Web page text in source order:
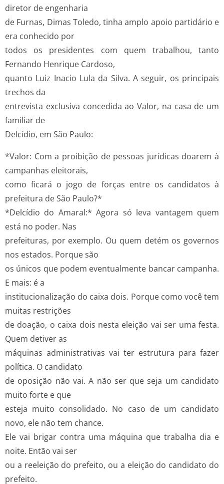
diretor de engenharia
de Furnas, Dimas Toledo, tinha amplo apoio partidário e
era conhecido por
todos os presidentes com quem trabalhou, tanto
Fernando Henrique Cardoso,
quanto Luiz Inacio Lula da Silva. A seguir, os principais
trechos da
entrevista exclusiva concedida ao Valor, na casa de um
familiar de
Delcídio, em São Paulo:
*Valor: Com a proibição de pessoas jurídicas doarem à
campanhas eleitorais,
como ficará o jogo de forças entre os candidatos à
prefeitura de São Paulo?*
*Delcídio do Amaral:* Agora só leva vantagem quem
está no poder. Nas
prefeituras, por exemplo. Ou quem detém os governos
nos estados. Porque são
os únicos que podem eventualmente bancar campanha.
E mais: é a
institucionalização do caixa dois. Porque como você tem
muitas restrições
de doação, o caixa dois nesta eleição vai ser uma festa.
Quem detiver as
máquinas administrativas vai ter estrutura para fazer
política. O candidato
de oposição não vai. A não ser que seja um candidato
muito forte e que
esteja muito consolidado. No caso de um candidato
novo, ele não tem chance.
Ele vai brigar contra uma máquina que trabalha dia e
noite. Então vai ser
ou a reeleição do prefeito, ou a eleição do candidato do
prefeito.